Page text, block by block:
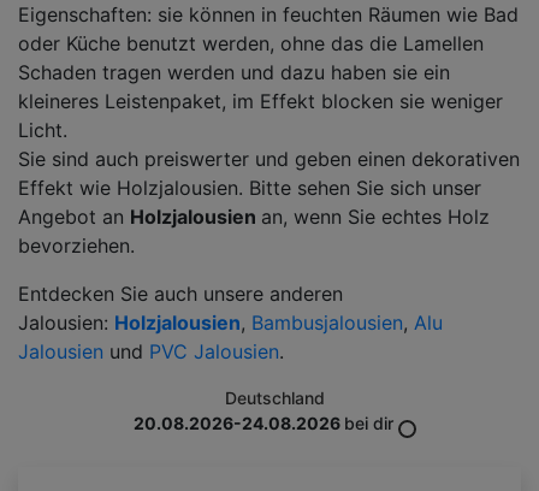
Eigenschaften: sie können in feuchten Räumen wie Bad
oder Küche benutzt werden, ohne das die Lamellen
Schaden tragen werden und dazu haben sie ein
kleineres Leistenpaket, im Effekt blocken sie weniger
Licht.
Sie sind auch preiswerter und geben einen dekorativen
Effekt wie Holzjalousien. Bitte sehen Sie sich unser
Angebot an Holzjalousien an, wenn Sie echtes Holz
bevorziehen.
Entdecken Sie auch unsere anderen
Jalousien: Holzjalousien, Bambusjalousien, Alu
Jalousien und PVC Jalousien.
Deutschland
20.08.2026-24.08.2026 bei dir